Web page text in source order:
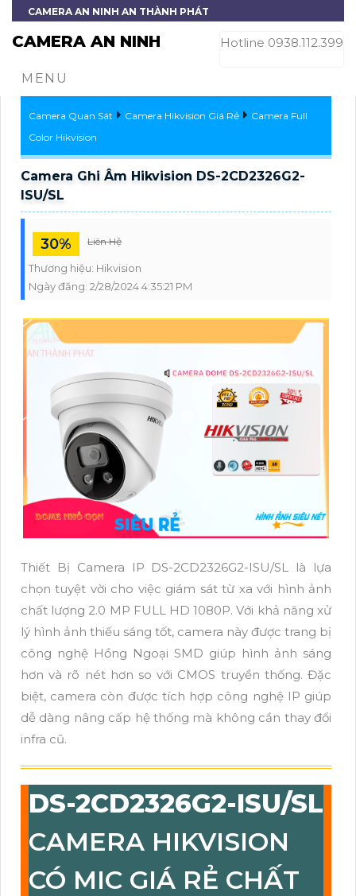
CAMERA AN NINH AN THÀNH PHÁT
CAMERA AN NINH Hotline 0938.112.399
MENU
Camera Quan Sát Camera Hikvision Giá Rẻ
Camera Full
Color Hikvision
Camera Ghi Âm Hikvision DS-2CD2326G2-
ISU/SL
30% Liên Hệ
Thương hiệu: Hikvision
Ngày đăng: 2/28/2024 4:35:21 PM
Thiết Bị Camera IP DS-2CD2326G2-ISU/SL là lựa
chọn tuyệt vời cho việc giám sát từ xa với hình ảnh
chất lượng 2.0 MP FULL HD 1080P. Với khả năng xử
lý hình ảnh thiếu sáng tốt, camera này được trang bị
công nghệ Hồng Ngoại SMD giúp hình ảnh sáng
hơn và rõ nét hơn so với CMOS truyền thống. Đặc
biệt, camera còn được tích hợp công nghệ IP giúp
dễ dàng nâng cấp hệ thống mà không cần thay đổi
infra cũ.
DS-2CD2326G2-ISU/SL
CAMERA HIKVISION
CÓ MIC GIÁ RẺ CHẤT